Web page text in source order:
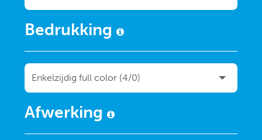
Bedrukking
Afwerking